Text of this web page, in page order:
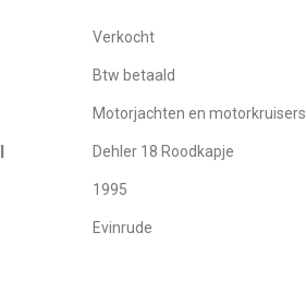
Verkocht
Btw betaald
Motorjachten en motorkruisers
Dehler 18 Roodkapje
1995
Evinrude